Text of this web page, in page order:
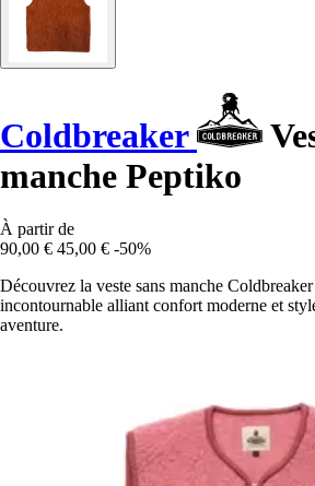
Coldbreaker
manche Peptiko
À partir de
90,00 € 45,00 € -50%
Découvrez la veste sans manche
incontournable alliant confort moderne et
aventure.